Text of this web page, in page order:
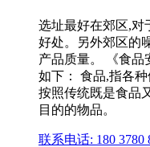
选址最好在郊区,对
好处。另外郊区的
产品质量。 《食品
如下： 食品,指各
按照传统既是食品
目的的物品。
联系电话: 180 3780